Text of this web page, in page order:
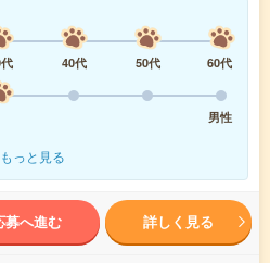
40代 50代
60代
男性
もっと見る
募へ進む 詳しく見る